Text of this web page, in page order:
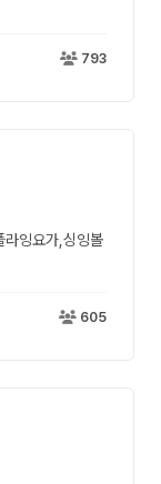
793
잉요가,싱잉볼
605